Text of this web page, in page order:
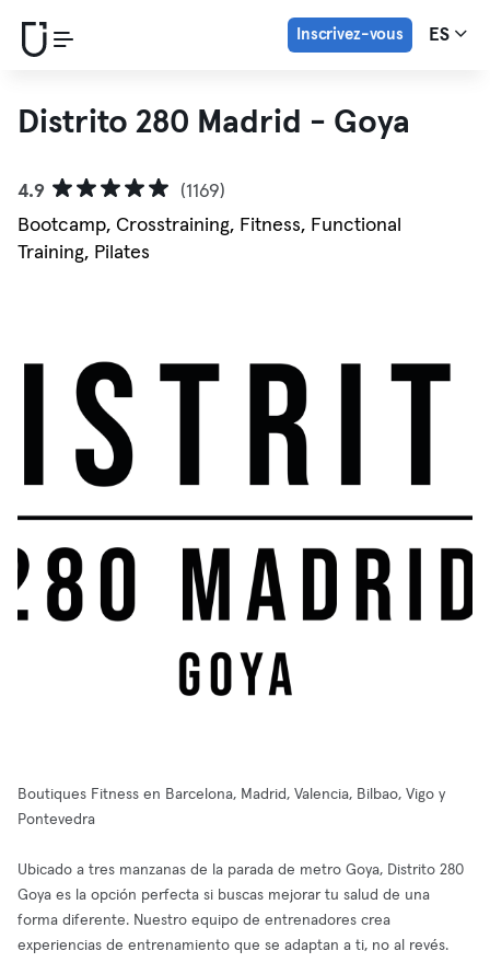
Inscrivez-vous ES
Distrito 280 Madrid - Goya
4.9
(1169)
Bootcamp, Crosstraining, Fitness, Functional
Training, Pilates
Boutiques Fitness en Barcelona, Madrid, Valencia, Bilbao, Vigo y
Pontevedra
Ubicado a tres manzanas de la parada de metro Goya, Distrito 280
Goya es la opción perfecta si buscas mejorar tu salud de una
forma diferente. Nuestro equipo de entrenadores crea
experiencias de entrenamiento que se adaptan a ti, no al revés.